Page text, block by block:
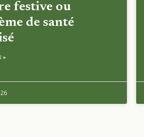
festive ou
de santé
»